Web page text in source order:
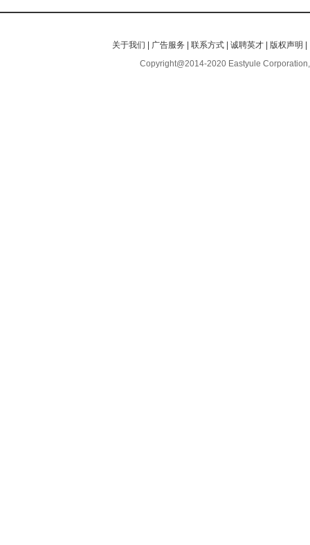
关于我们 | 广告服务 |联系方式 |诚聘英才 | 版权声明 |
Copyright@2014-2020 Eastyule